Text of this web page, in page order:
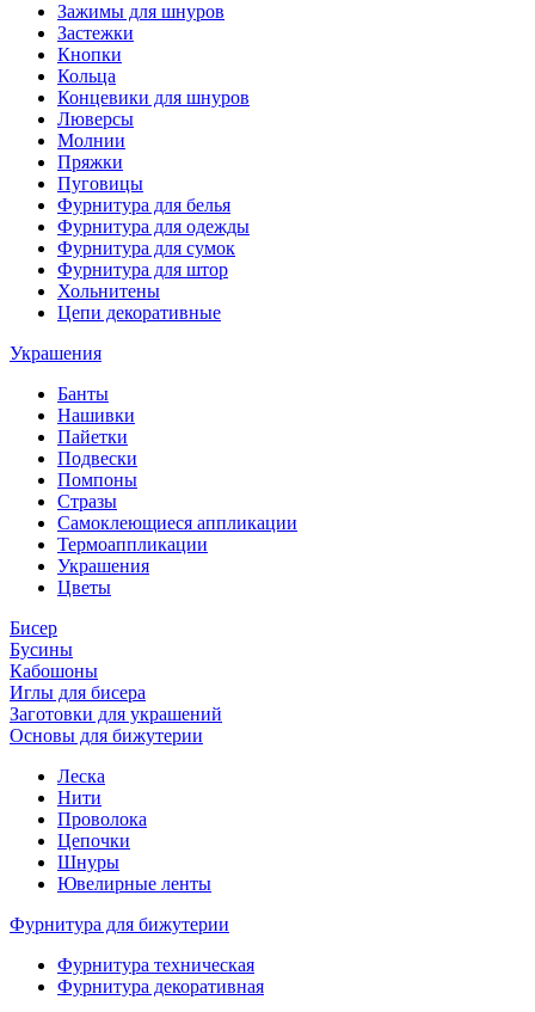
Зажимы для шнуров
Застежки
Кнопки
Кольца
Концевики для шнуров
Люверсы
Молнии
Пряжки
Пуговицы
Фурнитура для белья
Фурнитура для одежды
Фурнитура для сумок
Фурнитура для штор
Хольнитены
Цепи декоративные
Украшения
Банты
Нашивки
Пайетки
Подвески
Помпоны
Стразы
Самоклеющиеся аппликации
Термоаппликации
Украшения
Цветы
Бисер
Бусины
Кабошоны
Иглы для бисера
Заготовки для украшений
Основы для бижутерии
Леска
Нити
Проволока
Цепочки
Шнуры
Ювелирные ленты
Фурнитура для бижутерии
Фурнитура техническая
Фурнитура декоративная